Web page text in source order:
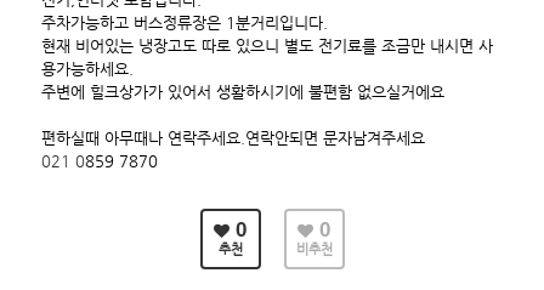
주차가능하고 버스정류장은 1분거리입니다.
현재 비어있는 냉장고도 따로 있으니 별도 전기료를 조금만 내시면 사
용가능하세요.
주변에 힐크상가가 있어서 생활하시기에 불편함 없으실거에요
편하실때 아무때나 연락주세요.연락안되면 문자남겨주세요
021 0859 7870
0
추천
0
비추천